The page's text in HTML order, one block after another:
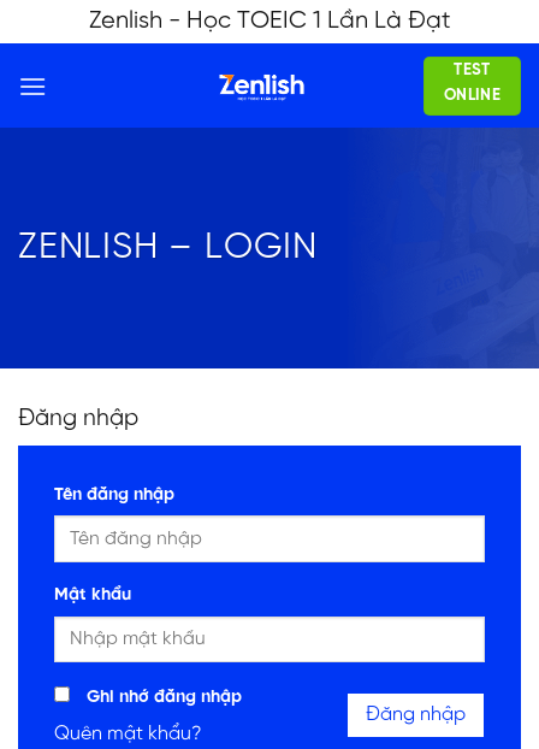
to
content
Zenlish - Học TOEIC 1 Lần Là Đạt
TEST
ONLINE
ZENLISH – LOGIN
Đăng nhập
Tên đăng nhập
Mật khẩu
Ghi nhớ đăng nhập
Quên mật khẩu?
Đăng nhập